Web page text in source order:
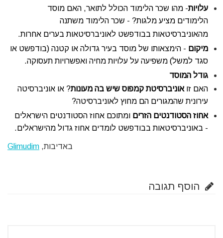
עלויות- מהו שכר הלימוד הכולל לתואר, האם מוסד
הלימודים מציע מלגות? - שכר הלימוד משתנה
מהאוניברסיטאות בבודפשט לאוניברסיטאות בערים אחרות.
מיקום - הימצאותו של מוסד בעיר גדולה או קטנה (בודפשט או
סגד למשל) משפיעה על עלויות מחיה ואפשרויות תעסוקה.
גודל המוסד
האם זו אוניברסיטת קמפוס שיש בה מעונות? או אוניברסיטה
עירונית שהמגורים הם מחוץ לאוניברסיטה?
אחוז הסטודנטים הזרים ומתוכם אחוז הסטודנטים הישראלים
- באוניברסיטאות בבודפשט לומדים אחוז גדול מהישראלים.
באדיבות, Glimudim
הוסף תגובה